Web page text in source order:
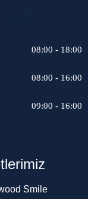
08:00 - 18:00
08:00 - 16:00
09:00 - 16:00
Smile